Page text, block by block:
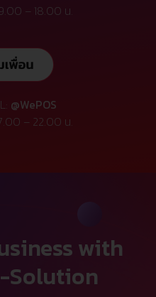
– 18.00 น.
@WePOS
– 22.00 น.
with
Solution